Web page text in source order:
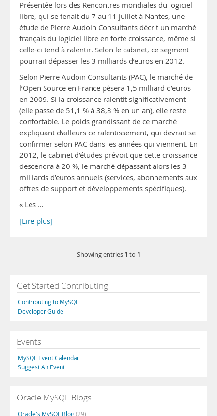
Présentée lors des Rencontres mondiales du logiciel
libre, qui se tenait du 7 au 11 juillet à Nantes, une
étude de Pierre Audoin Consultants décrit un marché
français du logiciel libre en forte croissance, même si
celle-ci tend à ralentir. Selon le cabinet, ce segment
pourrait dépasser les 3 milliards d’euros en 2012.
Selon Pierre Audoin Consultants (PAC), le marché de
l’Open Source en France pèsera 1,5 milliard d’euros
en 2009. Si la croissance ralentit significativement
(elle passe de 51,1 % à 38,8 % en un an), elle reste
confortable. Le poids grandissant de ce marché
expliquant d’ailleurs ce ralentissement, qui devrait se
confirmer selon PAC dans les années qui viennent. En
2012, le cabinet d’études prévoit que cette croissance
descendra à 20 %, le marché dépassant alors les 3
milliards d’euros annuels (services, abonnements aux
offres de support et développements spécifiques).
« Les …
[Lire plus]
Showing entries 1 to 1
Get Started Contributing
Contributing to MySQL
Developer Guide
Events
MySQL Event Calendar
Suggest An Event
Oracle MySQL Blogs
Oracle's MySQL Blog(29)